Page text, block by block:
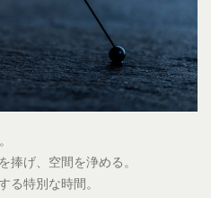
捧げ、空間を浄める。
る特別な時間。